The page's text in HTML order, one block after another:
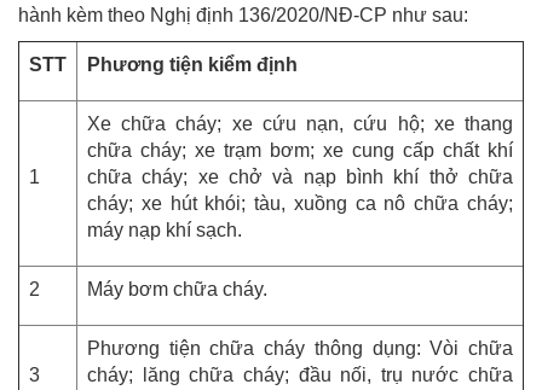
hành kèm theo Nghị định 136/2020/NĐ-CP như sau:
STT Phương tiện kiểm định
1
Xe chữa cháy; xe cứu nạn, cứu hộ; xe thang
chữa cháy; xe trạm bơm; xe cung cấp chất khí
chữa cháy; xe chở và nạp bình khí thở chữa
cháy; xe hút khói; tàu, xuồng ca nô chữa cháy;
máy nạp khí sạch.
2 Máy bơm chữa cháy.
3
Phương tiện chữa cháy thông dụng: Vòi chữa
cháy; lăng chữa cháy; đầu nối, trụ nước chữa